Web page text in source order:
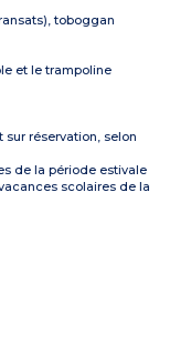
toboggan
et le trampoline
sur réservation, selon
de la période estivale
scolaires de la